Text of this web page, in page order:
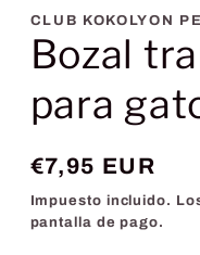
ventana
modal
CLUB KOKOLYON
Bozal
para
Precio
habitual
€7,95 EUR
Impuesto incluido.
pantalla de pago.